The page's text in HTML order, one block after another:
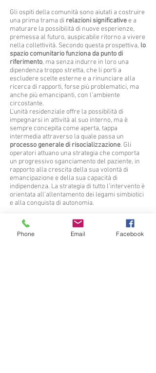
Gli ospiti della comunità sono aiutati a costruire
una prima trama di relazioni significativee a
maturare la possibilità di nuove esperienze,
premessa al futuro, auspicabile ritorno a vivere
nella collettività. Secondo questa prospettiva, lo
spazio comunitario funziona da punto di
riferimento, ma senza indurre in loro una
dipendenza troppo stretta, che li porti a
escludere scelte esterne e a rinunciare alla
ricerca di rapporti, forse più problematici, ma
anche più emancipanti, con l’ambiente
circostante.
L’unità residenziale offre la possibilità di
impegnarsi in attività al suo interno, ma è
sempre concepita come aperta, tappa
intermedia attraverso la quale passa un
processo generale di risocializzazione. Gli
operatori attuano una strategia che comporta
un progressivo sganciamento del paziente, in
rapporto alla crescita della sua volontà di
emancipazione e della sua capacità di
indipendenza. La strategia di tutto l’intervento è
orientata all’allentamento dei legami simbiotici
e alla conquista di autonomia.
Il soggiorno in comunità ha come obiettivo
ultimo quello di mettere il paziente in
condizione di
non lasciarsi schiacciare dal
Phone Email Facebook